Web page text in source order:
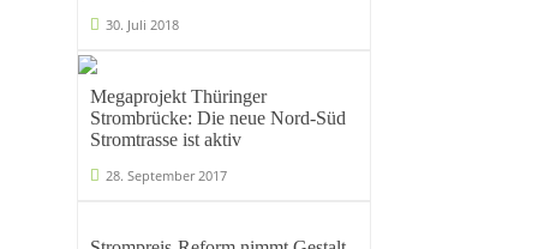
30. Juli 2018
Megaprojekt Thüringer
Strombrücke: Die neue Nord-Süd
Stromtrasse ist aktiv
28. September 2017